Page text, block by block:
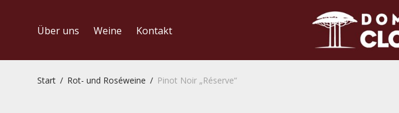
Über uns Weine Kontakt
Start / Rot- und Roséweine / Pinot Noir „Réserve“